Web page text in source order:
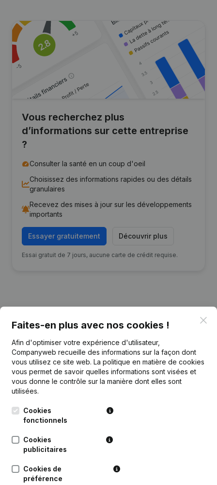
Vous recherchez plus
d’informations sur cette entreprise
?
Consulter la santé en un coup d'oeil
Choisissez des informations rapides ou des détails
granulaires
Recevez des mises à jour sur les développements
importants
Essayer gratuitement Découvrir plus
Essai gratuit de 7 jours, aucune carte de crédit requise.
Date Publication
29-02-2024
Statuts (Traduction, Coordination,
Autres Modifications,...)
Succursale, etc...)
Faites-en plus avec nos cookies !
Afin d'optimiser votre expérience d'utilisateur,
Companyweb recueille des informations sur la façon dont
vous utilisez ce site web. La politique en matière de cookies
vous permet de savoir quelles informations sont visées et
vous donne le contrôle sur la manière dont elles sont
utilisées.
Cookies
fonctionnels
Cookies
publicitaires
Cookies de
préférence